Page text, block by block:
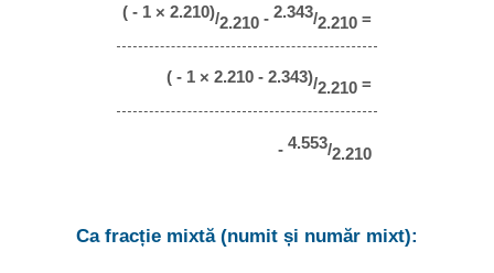
( - 1 × 2.210)/2.210 - 2.343/2.210 =
( - 1 × 2.210 - 2.343)/2.210 =
- 4.553/2.210
Ca fracție mixtă (numit și număr mixt):